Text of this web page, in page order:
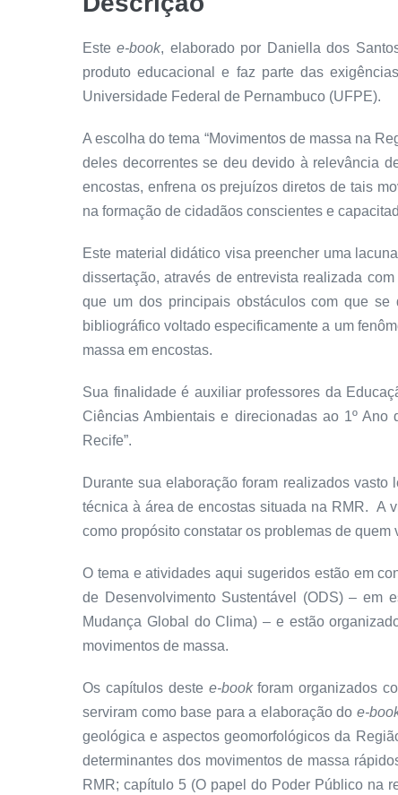
Estee-book, elaborado por Daniella dos
produto educacional e faz parte das
Universidade Federal de Pernambuco (UFPE).
A escolha do tema “Movimentos de massa na
deles decorrentes se deu devido à relevância
encostas, enfrena os prejuízos diretos de tais
na formação de cidadãos conscientes e
Este material didático visa preencher uma
dissertação, através de entrevista realizada
que um dos principais obstáculos com que se
bibliográfico voltado especificamente a um
massa em encostas.
Sua finalidade é auxiliar professores da
Ciências Ambientais e direcionadas ao 1º
Recife”.
Durante sua elaboração foram realizados
técnica à área de encostas situada na RMR. A
como propósito constatar os problemas de
O tema e atividades aqui sugeridos estão em
de Desenvolvimento Sustentável (ODS) – em
Mudança Global do Clima) – e estão
movimentos de massa.
Os capítulos deste e-bookforam organizados
serviram como base para a elaboração do e-
geológica e aspectos geomorfológicos da
determinantes dos movimentos de massa
RMR; capítulo 5 (O papel do Poder Público na